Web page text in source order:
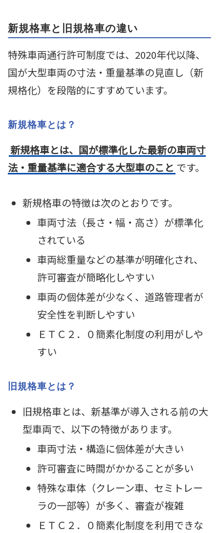
新規格車と旧規格車の違い
特殊車両通行許可制度では、2020年代以降、
国が大型車両の寸法・重量基準の見直し（新
規格化）を段階的にすすめています。
新規格車とは？
新規格車とは、国が標準化した最新の車両寸
法・重量基準に適合する大型車のこと です。
新規格車の特徴は次のとおりです。
車両寸法（長さ・幅・高さ）が標準化
されている
車両総重量などの基準が明確化され、
許可審査が簡略化しやすい
車両の個体差が少なく、道路管理者が
安全性を判断しやすい
ＥＴＣ２．０簡素化制度の利用がしや
すい
旧規格車とは？
旧規格車とは、新基準が導入される前の大
型車両で、以下の特徴があります。
車両寸法・構造に個体差が大きい
許可審査に時間がかかることが多い
特殊な車体（クレーン車、セミトレー
ラの一部等）が多く、審査が複雑
ＥＴＣ２．０簡素化制度を利用できな